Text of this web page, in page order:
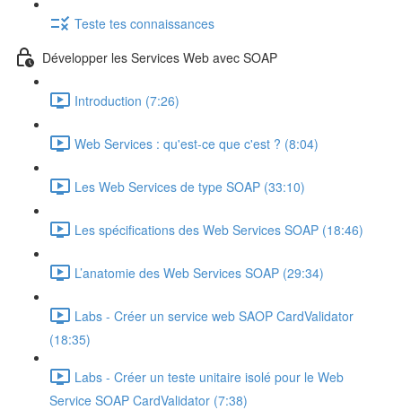
Teste tes connaissances
Développer les Services Web avec SOAP
Introduction (7:26)
Web Services : qu'est-ce que c'est ? (8:04)
Les Web Services de type SOAP (33:10)
Les spécifications des Web Services SOAP (18:46)
L’anatomie des Web Services SOAP (29:34)
Labs - Créer un service web SAOP CardValidator
(18:35)
Labs - Créer un teste unitaire isolé pour le Web
Service SOAP CardValidator (7:38)